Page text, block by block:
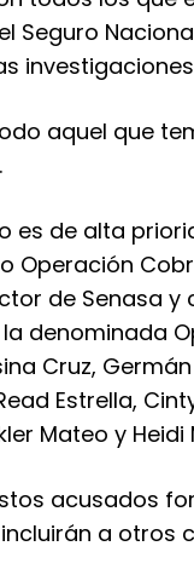
Seguro
aquel que
es de alta
Operación
de Senasa y
denominada
Cruz,
Estrella,
Mateo y
acusados
a otros